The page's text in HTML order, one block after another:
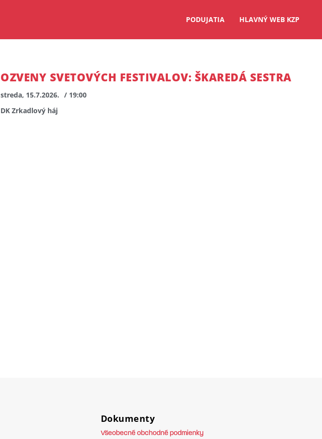
PODUJATIA HLAVNÝ WEB KZP
OZVENY SVETOVÝCH FESTIVALOV: ŠKAREDÁ SESTRA
streda, 15.7.2026. / 19:00
DK Zrkadlový háj
Dokumenty
Všeobecné obchodné podmienky